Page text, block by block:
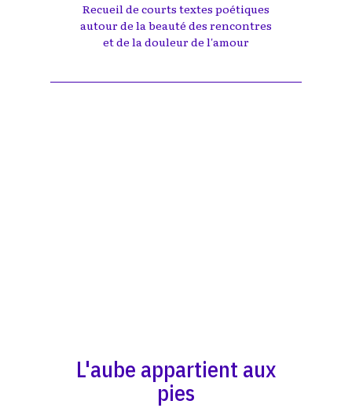
Recueil de courts textes poétiques
autour de la beauté des rencontres
et de la douleur de l'amour
L'aube appartient aux
pies